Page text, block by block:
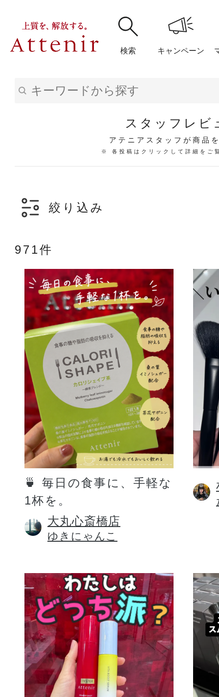
検索 キャンペーン
アテニア
アテニアの「
お友達紹介サ
定期お届けサ
スキンケア人気ライン
ドレススノー
ドレスリフト
スタッフレビ
アテニアスタッフが商品
※ 各投稿はクリックして詳細をご
絞り込み
971件
🍵 毎日の食事に、手軽な
1杯を。
大丸心斎橋店
ゆきにゃんこ